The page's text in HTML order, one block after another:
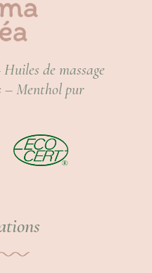
de massage
– Menthol pur